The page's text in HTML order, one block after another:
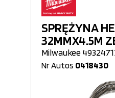
SPRĘŻYNA
32MMX4.5M
Milwaukee
Nr Autos 0418430